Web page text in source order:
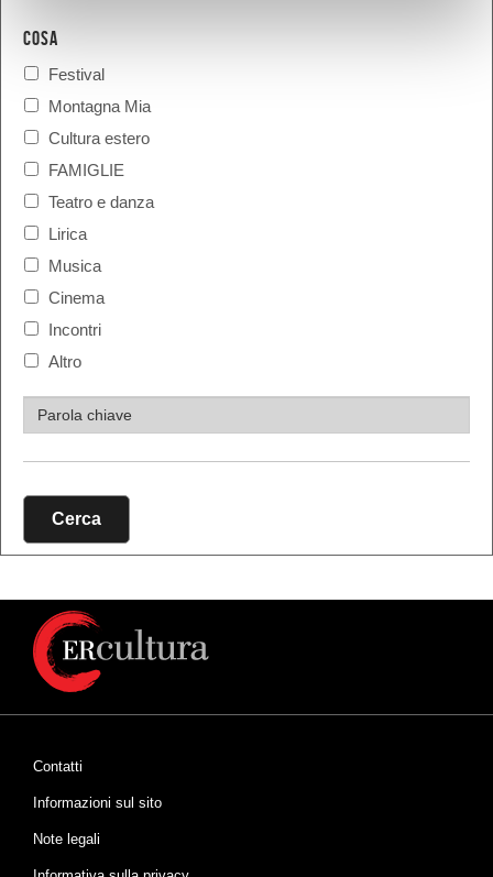
COSA
Festival
Montagna Mia
Cultura estero
FAMIGLIE
Teatro e danza
Lirica
Musica
Cinema
Incontri
Altro
Cerca
Contatti
Informazioni sul sito
Note legali